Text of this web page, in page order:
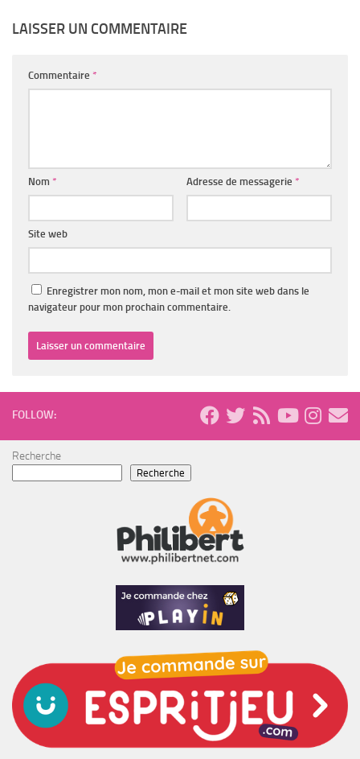
LAISSER UN COMMENTAIRE
Commentaire *
Nom * Adresse de messagerie *
Site web
Enregistrer mon nom, mon e-mail et mon site web dans le
navigateur pour mon prochain commentaire.
FOLLOW:
Recherche
Recherche